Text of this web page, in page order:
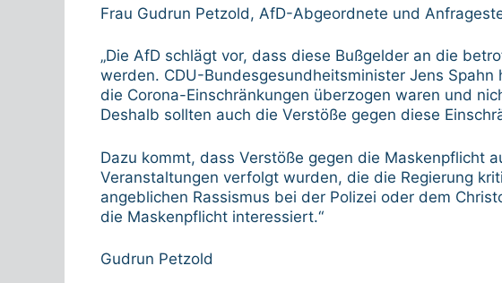
Frau Gudrun Petzold, AfD-Abgeordnete und
„Die AfD schlägt vor, dass diese Bußgelder an die
werden. CDU-Bundesgesundheitsminister Jens
die Corona-Einschränkungen überzogen waren und
Deshalb sollten auch die Verstöße gegen diese
Dazu kommt, dass Verstöße gegen die Maskenpflicht
Veranstaltungen verfolgt wurden, die die Regierung
angeblichen Rassismus bei der Polizei oder dem
die Maskenpflicht interessiert.“
Gudrun Petzold